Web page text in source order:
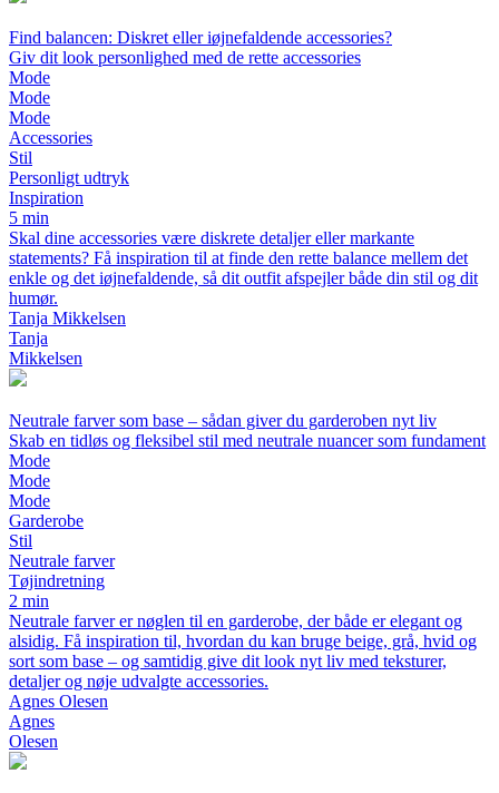
Find balancen: Diskret eller iøjnefaldende accessories?
Giv dit look personlighed med de rette accessories
Mode
Mode
Mode
Accessories
Stil
Personligt udtryk
Inspiration
5 min
Skal dine accessories være diskrete detaljer eller markante
statements? Få inspiration til at finde den rette balance mellem det
enkle og det iøjnefaldende, så dit outfit afspejler både din stil og dit
humør.
Tanja Mikkelsen
Tanja
Mikkelsen
Neutrale farver som base – sådan giver du garderoben nyt liv
Skab en tidløs og fleksibel stil med neutrale nuancer som fundament
Mode
Mode
Mode
Garderobe
Stil
Neutrale farver
Tøjindretning
2 min
Neutrale farver er nøglen til en garderobe, der både er elegant og
alsidig. Få inspiration til, hvordan du kan bruge beige, grå, hvid og
sort som base – og samtidig give dit look nyt liv med teksturer,
detaljer og nøje udvalgte accessories.
Agnes Olesen
Agnes
Olesen